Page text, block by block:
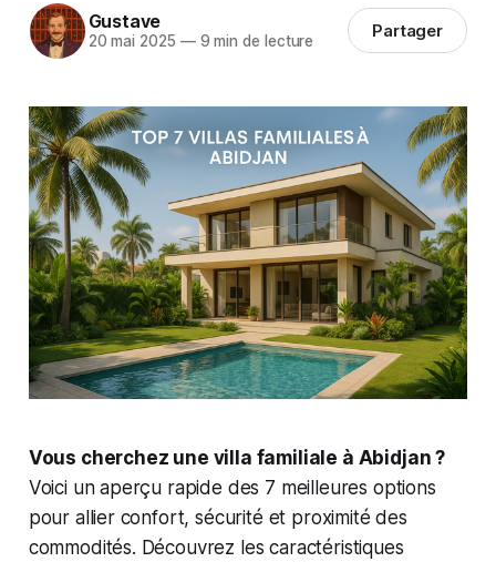
Gustave
20 mai 2025 —9 min de lecture Partager
Vous cherchez une villa familiale à Abidjan ?
Voici un aperçu rapide des 7 meilleures options
pour allier confort, sécurité et proximité des
commodités. Découvrez les caractéristiques